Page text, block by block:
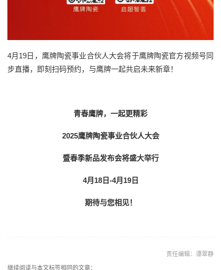
4月19日，鹰牌陶瓷事业合伙人大会将于鹰牌陶瓷官方视频号同
步直播，即刻扫码预约，与鹰牌一起共启未来新章！
青春鹰牌，一起更精彩
2025鹰牌陶瓷事业合伙人大会
暨春季新品发布会将盛大举行
4月18日-4月19日
期待与您相见！
责任编辑：谭翠静
继续阅读与本文标签相同的文章：